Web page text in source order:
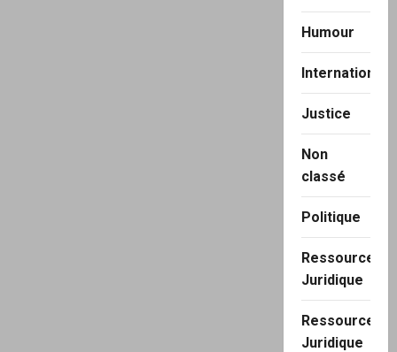
Humour
International
Justice
Non
classé
Politique
Ressource
Juridique
Ressource
Juridique